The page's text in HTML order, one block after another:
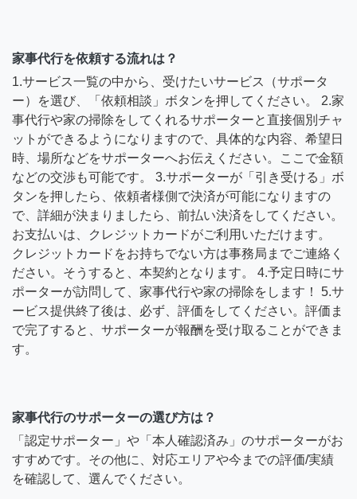
家事代行を依頼する流れは？
1.サービス一覧の中から、受けたいサービス（サポータ
ー）を選び、「依頼相談」ボタンを押してください。 2.家
事代行や家の掃除をしてくれるサポーターと直接個別チャ
ットができるようになりますので、具体的な内容、希望日
時、場所などをサポーターへお伝えください。ここで金額
などの交渉も可能です。 3.サポーターが「引き受ける」ボ
タンを押したら、依頼者様側で決済が可能になりますの
で、詳細が決まりましたら、前払い決済をしてください。
お支払いは、クレジットカードがご利用いただけます。
クレジットカードをお持ちでない方は事務局までご連絡く
ださい。そうすると、本契約となります。 4.予定日時にサ
ポーターが訪問して、家事代行や家の掃除をします！ 5.サ
ービス提供終了後は、必ず、評価をしてください。評価ま
で完了すると、サポーターが報酬を受け取ることができま
す。
家事代行のサポーターの選び方は？
「認定サポーター」や「本人確認済み」のサポーターがお
すすめです。その他に、対応エリアや今までの評価/実績
を確認して、選んでください。